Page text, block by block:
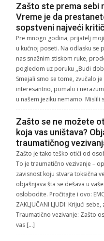
Zašto ste prema sebi
Vreme je da
sopstveni najveći
Pre mnogo godina, prijatelj
u kućnoj poseti. Na odlasku se
nas snažnim stiskom ruke,
pogledom uz poruku ,,Budi
Smejali smo se tome, zvučalo
interesantno, pomalo i
u našem jeziku nemamo. Mislili
Zašto se ne možete
koja vas uništava?
traumatičnog
Zašto je tako teško otići od
To je traumatično vezivanje –
zavisnost koju stvara toksična
objašnjava šta se dešava u
oslobodite. Pročitajte i ovo:
ZAKLJUČANI LJUDI: Krijući
Traumatično vezivanje: Zašto
vas […]